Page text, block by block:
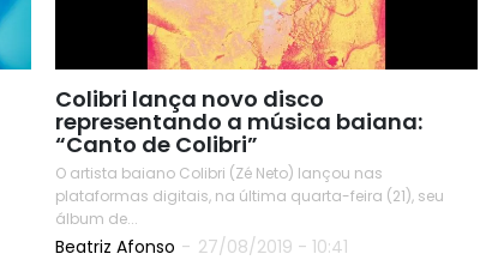
Colibri lança novo disco
representando a música baiana:
“Canto de Colibri”
O artista baiano Colibri (Zé Neto) lançou nas
plataformas digitais, na última quarta-feira (21), seu
álbum de...
Beatriz Afonso - 27/08/2019 - 10:41